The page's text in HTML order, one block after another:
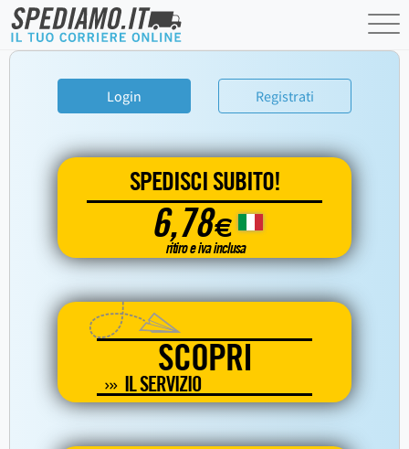
Login Registrati
SPEDISCI SUBITO!
6,78€
ritiro e iva inclusa
SCOPRI
IL SERVIZIO